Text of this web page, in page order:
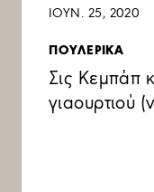
ΙΟΥΝ. 25, 2020
ΠΟΥΛΕΡΙΚΑ
Σις Κεμπάπ
γιαουρτιού